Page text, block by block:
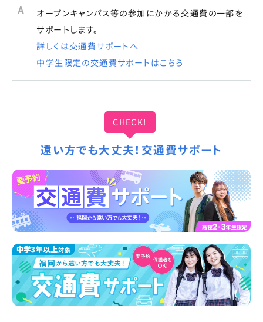
A
オープンキャンパス等の参加にかかる交通費の一部を
サポートします。
詳しくは交通費サポートへ
中学生限定の交通費サポートはこちら
CHECK!
遠い方でも大丈夫！交通費サポート